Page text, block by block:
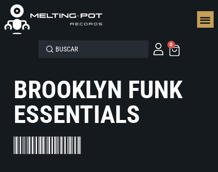
0
BROOKLYN FUNK
ESSENTIALS